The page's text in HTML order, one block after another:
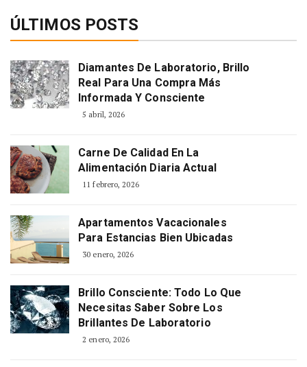
ÚLTIMOS POSTS
Diamantes De Laboratorio, Brillo
Real Para Una Compra Más
Informada Y Consciente
5 abril, 2026
Carne De Calidad En La
Alimentación Diaria Actual
11 febrero, 2026
Apartamentos Vacacionales
Para Estancias Bien Ubicadas
30 enero, 2026
Brillo Consciente: Todo Lo Que
Necesitas Saber Sobre Los
Brillantes De Laboratorio
2 enero, 2026